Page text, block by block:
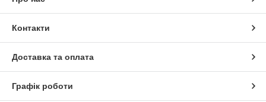
Контакти
Доставка та оплата
Графік роботи